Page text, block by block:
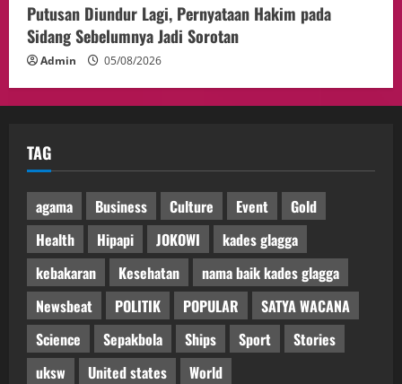
Putusan Diundur Lagi, Pernyataan Hakim pada
Sidang Sebelumnya Jadi Sorotan
Admin 05/08/2026
TAG
agama Business Culture Event
Gold
Health
Hipapi JOKOWI
kades glagga
kebakaran
Kesehatan
nama baik kades glagga
Newsbeat
POLITIK POPULAR
SATYA WACANA
Science
Sepakbola Ships Sport
Stories
uksw
United states World